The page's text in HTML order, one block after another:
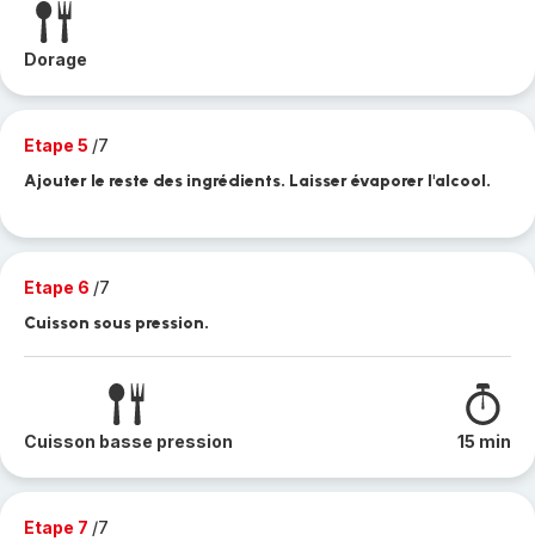
Dorage
Etape 5 /7
Ajouter le reste des ingrédients. Laisser évaporer l'alcool.
Etape 6 /7
Cuisson sous pression.
Cuisson basse pression 15 min
Etape 7 /7